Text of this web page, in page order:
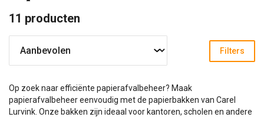
11 producten
Filters
Op zoek naar efficiënte papierafvalbeheer? Maak
papierafvalbeheer eenvoudig met de papierbakken van Carel
Lurvink. Onze bakken zijn ideaal voor kantoren, scholen en andere